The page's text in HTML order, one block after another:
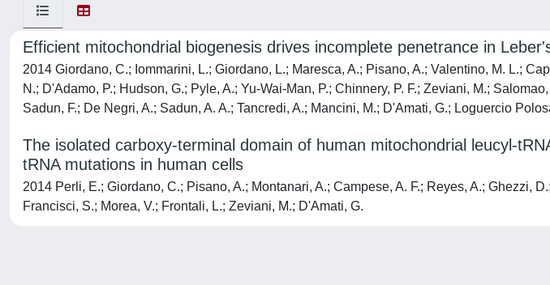
Efficient mitochondrial biogenesis drives incomplete penetrance in
2014 Giordano, C.; Iommarini, L.; Giordano, L.; Maresca, A.; Pisano, A.; Valentino, M. L.;
N.; D'Adamo, P.; Hudson, G.; Pyle, A.; Yu-Wai-Man, P.; Chinnery, P. F.; Zeviani, M.;
Sadun, F.; De Negri, A.; Sadun, A. A.; Tancredi, A.; Mancini, M.; D'Amati, G.; Loguercio
The isolated carboxy-terminal domain of human mitochondrial leucyl-
tRNA mutations in human cells
2014 Perli, E.; Giordano, C.; Pisano, A.; Montanari, A.; Campese, A. F.; Reyes, A.; Ghezzi,
Francisci, S.; Morea, V.; Frontali, L.; Zeviani, M.; D'Amati, G.